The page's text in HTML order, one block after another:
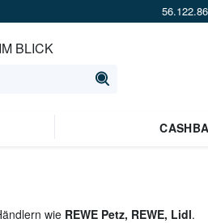
IM BLICK
wie REWE Petz, REWE, Lidl.